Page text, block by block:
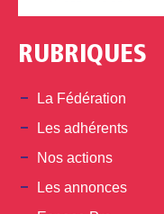
RUBRIQUES
La Fédération
Les adhérents
Nos actions
Les annonces